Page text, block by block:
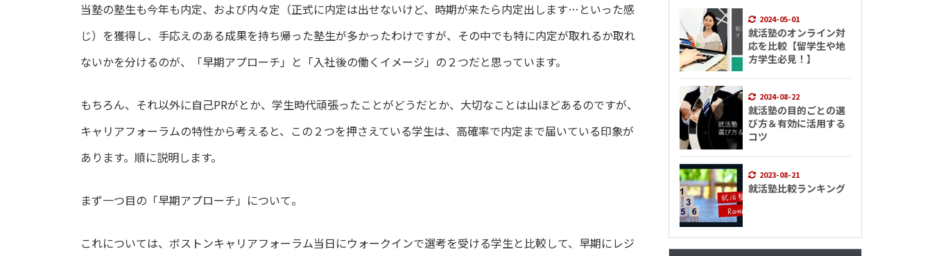
当塾の塾生も今年も内定、および内々定（正式に内定は出せないけど、時期が来たら内定出します…といった感
じ）を獲得し、手応えのある成果を持ち帰った塾生が多かったわけですが、その中でも特に内定が取れるか取れ
ないかを分けるのが、「早期アプローチ」と「入社後の働くイメージ」の２つだと思っています。
もちろん、それ以外に自己PRがとか、学生時代頑張ったことがどうだとか、大切なことは山ほどあるのですが、
キャリアフォーラムの特性から考えると、この２つを押さえている学生は、高確率で内定まで届いている印象が
あります。順に説明します。
まず一つ目の「早期アプローチ」について。
これについては、ボストンキャリアフォーラム当日にウォークインで選考を受ける学生と比較して、早期にレジ
2024-05-01
就活塾のオンライン対
応を比較【留学生や地
方学生必見！】
2024-08-22
就活塾の目的ごとの選
び方＆有効に活用する
コツ
2023-08-21
就活塾比較ランキング